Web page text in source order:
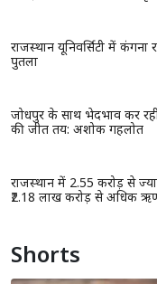
राजस्थान में किसानों के लिए
लाखों अन्नदाताओं को मिला